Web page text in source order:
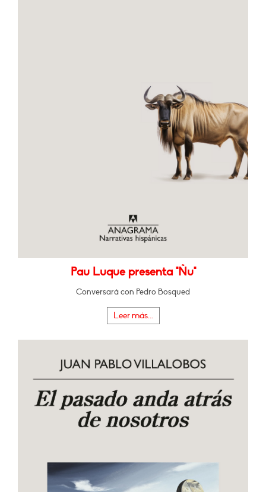
Pau Luque presenta "Ñu"
Conversará con Pedro Bosqued
Leer más...